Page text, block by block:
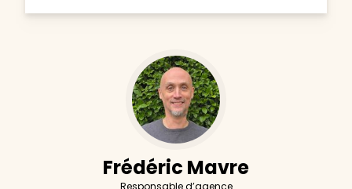
Frédéric Mavre